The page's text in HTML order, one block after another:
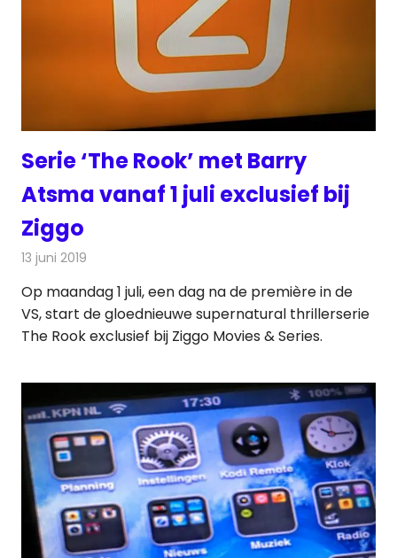
Serie ‘The Rook’ met Barry
Atsma vanaf 1 juli exclusief bij
Ziggo
13 juni 2019
Op maandag 1 juli, een dag na de première in de
VS, start de gloednieuwe supernatural thrillerserie
The Rook exclusief bij Ziggo Movies & Series.